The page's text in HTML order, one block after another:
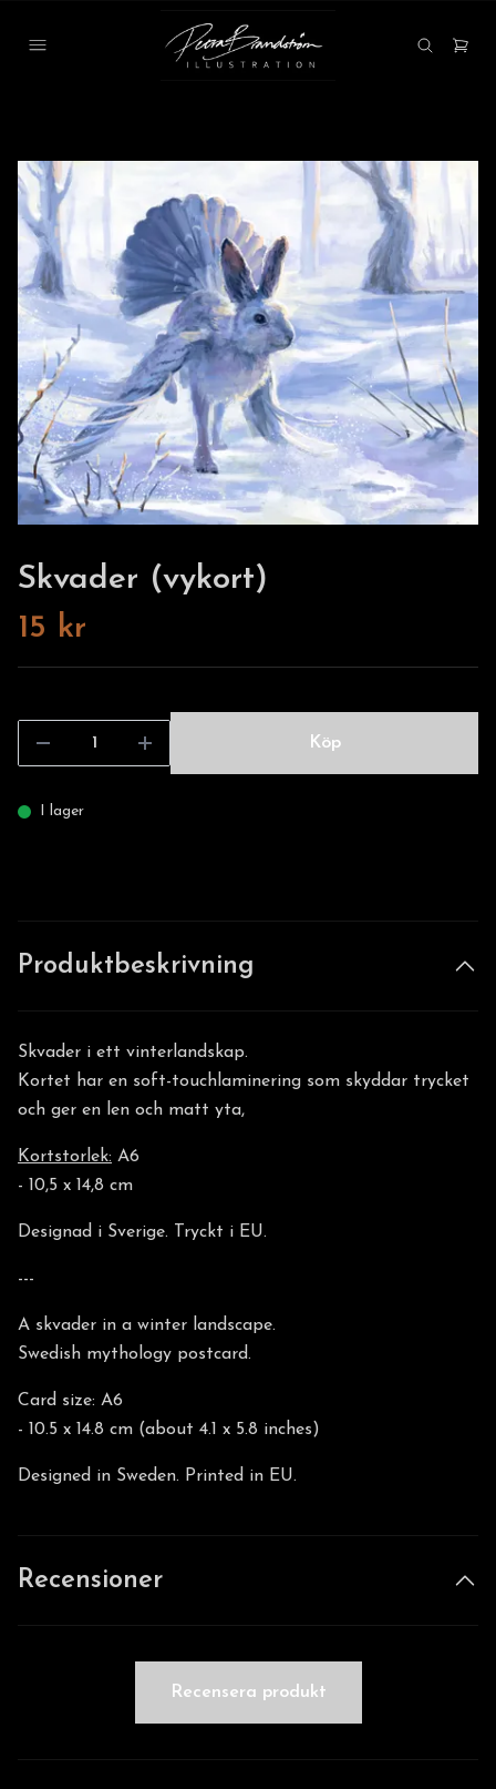
Skvader (vykort)
15 kr
Köp
I lager
Produktbeskrivning
Skvader i ett vinterlandskap.
Kortet har en soft-touchlaminering som skyddar trycket
och ger en len och matt yta,
Kortstorlek: A6
- 10,5 x 14,8 cm
Designad i Sverige. Tryckt i EU.
---
A skvader in a winter landscape.
Swedish mythology postcard.
Card size: A6
- 10.5 x 14.8 cm (about 4.1 x 5.8 inches)
Designed in Sweden. Printed in EU.
Recensioner
Recensera produkt